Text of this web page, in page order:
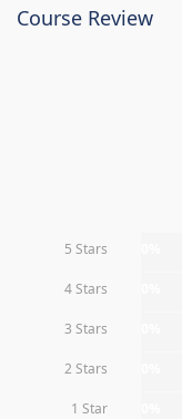
Course Review
5 Stars
4 Stars
3 Stars
2 Stars
1 Star